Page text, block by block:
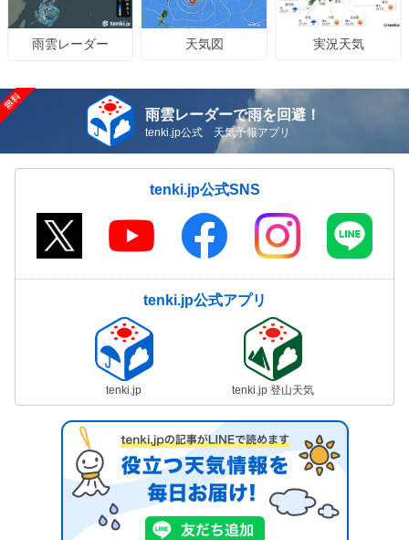
雨雲レーダー 天気図 実況天気
雨雲レーダーで雨を回避！
tenki.jp公式 天気予報アプリ
tenki.jp公式SNS
tenki.jp公式アプリ
tenki.jp tenki.jp 登山天気